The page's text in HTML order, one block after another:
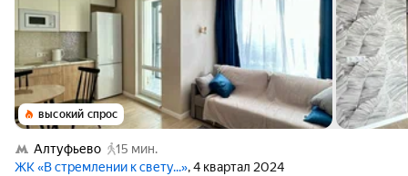
высокий спрос
Алтуфьево
15 мин.
ЖК «В стремлении к свету...», 4 квартал 2024